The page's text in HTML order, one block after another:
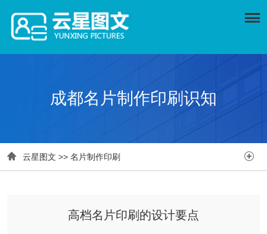
成都名片制作印刷识知
 云星图文 >> 名片制作印刷 
高档名片印刷的设计要点